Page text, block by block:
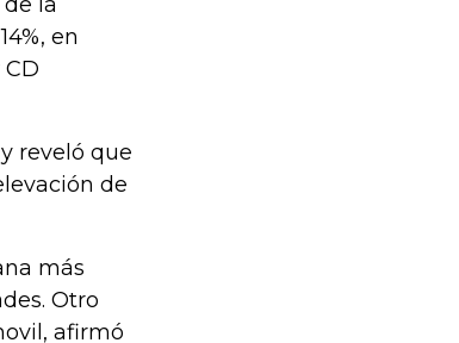
en
reveló que
de
más
Otro
afirmó